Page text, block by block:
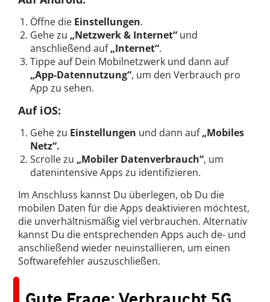
Öffne die Einstellungen.
Gehe zu „Netzwerk & Internet“ und
anschließend auf„Internet“.
Tippe auf Dein Mobilnetzwerk und dann auf
„App-Datennutzung“, um den Verbrauch pro
App zu sehen.
Auf iOS:
Gehe zu Einstellungen und dann auf„Mobiles
Netz“.
Scrolle zu „Mobiler Datenverbrauch“, um
datenintensive Apps zu identifizieren.
Im Anschluss kannst Du überlegen, ob Du die
mobilen Daten für die Apps deaktivieren möchtest,
die unverhältnismäßig viel verbrauchen. Alternativ
kannst Du die entsprechenden Apps auch de- und
anschließend wieder neuinstallieren, um einen
Softwarefehler auszuschließen.